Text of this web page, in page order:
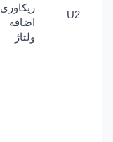
U2
ریکاوری
اضافه
ولتاژ